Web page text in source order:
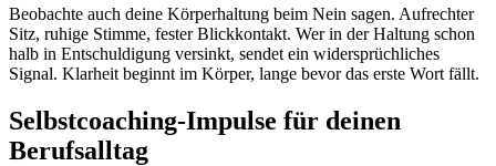
Beobachte auch deine Körperhaltung beim Nein sagen. Aufrechter
Sitz, ruhige Stimme, fester Blickkontakt. Wer in der Haltung schon
halb in Entschuldigung versinkt, sendet ein widersprüchliches
Signal. Klarheit beginnt im Körper, lange bevor das erste Wort fällt.
Selbstcoaching-Impulse für deinen
Berufsalltag